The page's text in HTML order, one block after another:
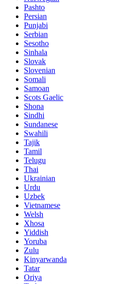
Pashto
Persian
Punjabi
Serbian
Sesotho
Sinhala
Slovak
Slovenian
Somali
Samoan
Scots Gaelic
Shona
Sindhi
Sundanese
Swahili
Tajik
Tamil
Telugu
Thai
Ukrainian
Urdu
Uzbek
Vietnamese
Welsh
Xhosa
Yiddish
Yoruba
Zulu
Kinyarwanda
Tatar
Oriya